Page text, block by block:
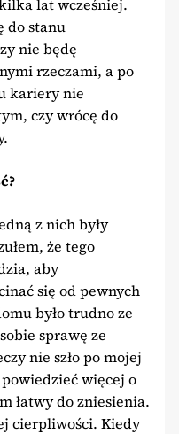
lat wcześniej.
do stanu
nie będę
rzeczami, a po
kariery nie
czy wrócę do
z nich były
że tego
aby
się od pewnych
było trudno ze
sprawę ze
nie szło po mojej
więcej o
łatwy do zniesienia.
cierpliwości. Kiedy